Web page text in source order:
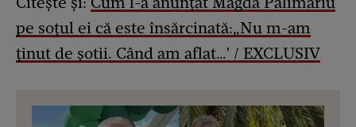
pe soțul ei că este însărcinată:„Nu m-am
ținut de șotii. Când am aflat…' / EXCLUSIV